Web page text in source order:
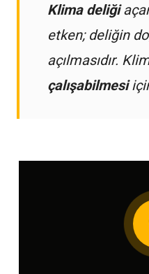
Klima deliği
etken; deliğin
açılmasıdır.
çalışabilmesi